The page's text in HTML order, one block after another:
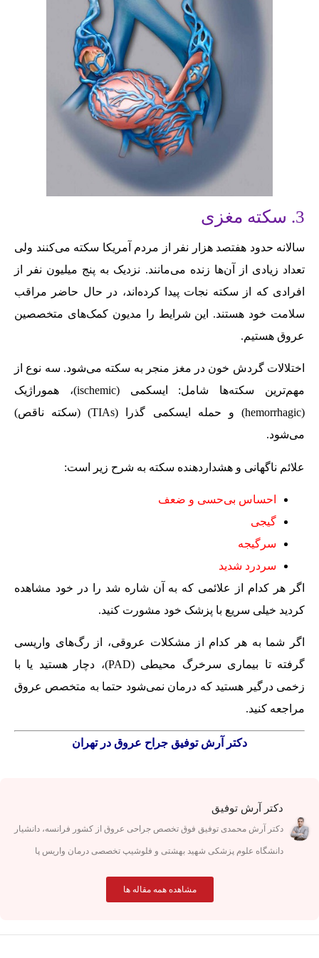
3. سکته مغزی
سالانه حدود هفتصد هزار نفر از مردم آمریکا سکته می‌کنند ولی
تعداد زیادی از آن‌ها زنده می‌مانند. نزدیک به پنج میلیون نفر از
افرادی که از سکته نجات پیدا کرده‌اند، در حال حاضر مراقب
سلامت خود هستند. این شرایط را مدیون کمک‌های متخصصین
عروق هستیم.
اختلالات گردش خون در مغز منجر به سکته می‌شود. سه نوع از
مهم‌ترین سکته‌ها شامل: ایسکمی (ischemic)، هموراژیک
(hemorrhagic) و حمله ایسکمی گذرا (TIAs) (سکته ناقص)
می‌شود.
علائم ناگهانی و هشداردهنده سکته به شرح زیر است:
احساس بی‌حسی و ضعف
گیجی
سرگیجه
سردرد شدید
اگر هر کدام از علائمی که به آن شاره شد را در خود مشاهده
کردید خیلی سریع با پزشک خود مشورت کنید.
اگر شما به هر کدام از مشکلات عروقی، از رگ‌های واریسی
گرفته تا بیماری سرخرگ محیطی (PAD)، دچار هستید یا با
زخمی درگیر هستید که درمان نمی‌شود حتما به متخصص عروق
مراجعه کنید.
دکتر آرش توفیق جراح عروق در تهران
دکتر آرش توفیق
دکتر آرش محمدی توفیق فوق تخصص جراحی عروق از کشور فرانسه، دانشیار
دانشگاه علوم پزشکی شهید بهشتی و فلوشیپ تخصصی درمان واریس پا
مشاهده همه مقاله ها